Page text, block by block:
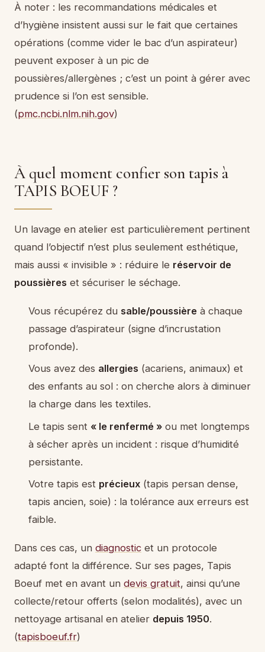
À noter : les recommandations médicales et
d’hygiène insistent aussi sur le fait que certaines
opérations (comme vider le bac d’un aspirateur)
peuvent exposer à un pic de
poussières/allergènes ; c’est un point à gérer avec
prudence si l’on est sensible.
(pmc.ncbi.nlm.nih.gov)
À quel moment confier son tapis à
TAPIS BOEUF ?
Un lavage en atelier est particulièrement pertinent
quand l’objectif n’est plus seulement esthétique,
mais aussi « invisible » : réduire le réservoir de
poussières et sécuriser le séchage.
Vous récupérez du sable/poussièreà chaque
passage d’aspirateur (signe d’incrustation
profonde).
Vous avez des allergies (acariens, animaux) et
des enfants au sol : on cherche alors à diminuer
la charge dans les textiles.
Le tapis sent « le renfermé »ou met longtemps
à sécher après un incident : risque d’humidité
persistante.
Votre tapis est précieux(tapis persan dense,
tapis ancien, soie) : la tolérance aux erreurs est
faible.
Dans ces cas, un diagnostic et un protocole
adapté font la différence. Sur ses pages, Tapis
Boeuf met en avant un devis gratuit, ainsi qu’une
collecte/retour offerts (selon modalités), avec un
nettoyage artisanal en atelier depuis 1950.
(tapisboeuf.fr)